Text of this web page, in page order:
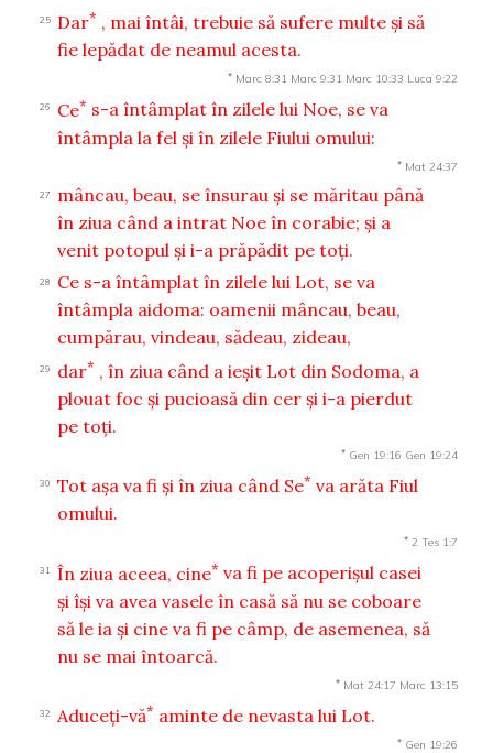
25 Dar* , mai întâi, trebuie să sufere multe şi să
fie lepădat de neamul acesta.
* Marc 8:31 Marc 9:31 Marc 10:33 Luca 9:22
26 Ce* s-a întâmplat în zilele lui Noe, se va
întâmpla la fel şi în zilele Fiului omului:
* Mat 24:37
27
mâncau, beau, se însurau şi se măritau până
în ziua când a intrat Noe în corabie; şi a
venit potopul şi i-a prăpădit pe toţi.
28 Ce s-a întâmplat în zilele lui Lot, se va
întâmpla aidoma: oamenii mâncau, beau,
cumpărau, vindeau, sădeau, zideau,
29 dar* , în ziua când a ieşit Lot din Sodoma, a
plouat foc şi pucioasă din cer şi i-a pierdut
pe toţi.
* Gen 19:16 Gen 19:24
30 Tot aşa va fi şi în ziua când Se* va arăta Fiul
omului.
* 2 Tes 1:7
31 În ziua aceea, cine* va fi pe acoperişul casei
şi îşi va avea vasele în casă să nu se coboare
să le ia şi cine va fi pe câmp, de asemenea, să
nu se mai întoarcă.
* Mat 24:17 Marc 13:15
32 Aduceţi-vă* aminte de nevasta lui Lot.
* Gen 19:26